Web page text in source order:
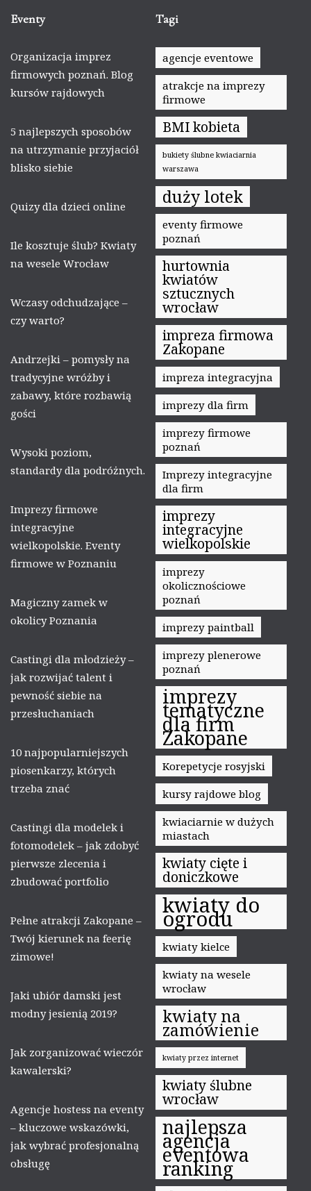
Eventy
Organizacja imprez
firmowych poznań. Blog
kursów rajdowych
5 najlepszych sposobów
na utrzymanie przyjaciół
blisko siebie
Quizy dla dzieci online
Ile kosztuje ślub? Kwiaty
na wesele Wrocław
Wczasy odchudzające –
czy warto?
Andrzejki – pomysły na
tradycyjne wróżby i
zabawy, które rozbawią
gości
Wysoki poziom,
standardy dla podróżnych.
Imprezy firmowe
integracyjne
wielkopolskie. Eventy
firmowe w Poznaniu
Magiczny zamek w
okolicy Poznania
Castingi dla młodzieży –
jak rozwijać talent i
pewność siebie na
przesłuchaniach
10 najpopularniejszych
piosenkarzy, których
trzeba znać
Castingi dla modelek i
fotomodelek – jak zdobyć
pierwsze zlecenia i
zbudować portfolio
Pełne atrakcji Zakopane –
Twój kierunek na feerię
zimowe!
Jaki ubiór damski jest
modny jesienią 2019?
Jak zorganizować wieczór
kawalerski?
Agencje hostess na eventy
– kluczowe wskazówki,
jak wybrać profesjonalną
obsługę
Tagi
agencje eventowe
atrakcje na imprezy
firmowe
BMI kobieta
bukiety ślubne kwiaciarnia
warszawa
duży lotek
eventy firmowe
poznań
hurtownia
kwiatów
sztucznych
wrocław
impreza firmowa
Zakopane
impreza integracyjna
imprezy dla firm
imprezy firmowe
poznań
Imprezy integracyjne
dla firm
imprezy
integracyjne
wielkopolskie
imprezy
okolicznościowe
poznań
imprezy paintball
imprezy plenerowe
poznań
imprezy
tematyczne
dla firm
Zakopane
Korepetycje rosyjski
kursy rajdowe blog
kwiaciarnie w dużych
miastach
kwiaty cięte i
doniczkowe
kwiaty do
ogrodu
kwiaty kielce
kwiaty na wesele
wrocław
kwiaty na
zamówienie
kwiaty przez internet
kwiaty ślubne
wrocław
najlepsza
agencja
eventowa
ranking